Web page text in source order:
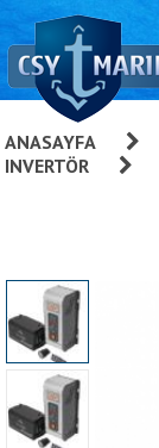
ANASAYFA
INVERTÖR